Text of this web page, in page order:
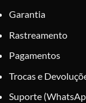
Garantia
Rastreamento
Pagamentos
Trocas e
Suporte